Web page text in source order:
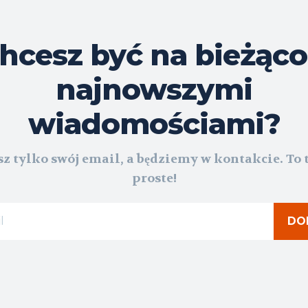
być na
najnowszymi
wiadomościami?
tylko swój email, a będziemy w kontakcie. To
proste!